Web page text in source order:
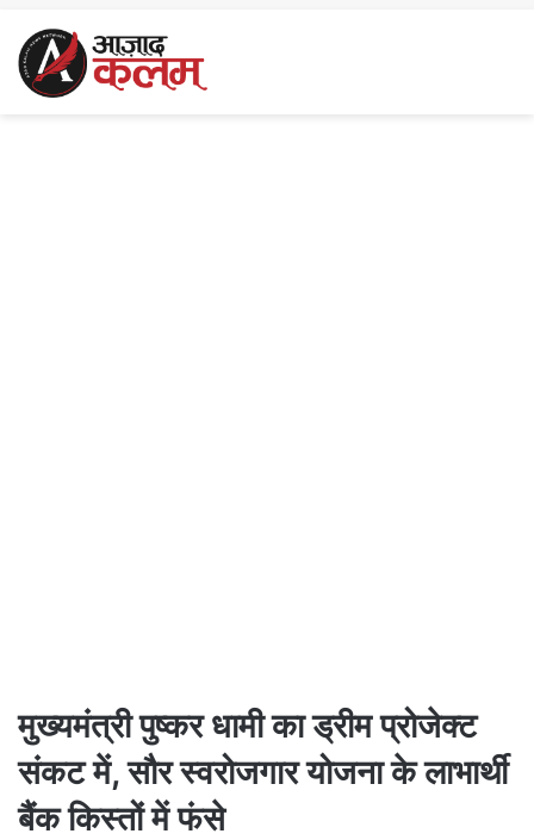
मुख्यमंत्री पुष्कर धामी का ड्रीम प्रोजेक्ट
संकट में, सौर स्वरोजगार योजना के लाभार्थी
बैंक किस्तों में फंसे